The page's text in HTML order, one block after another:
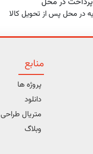
در محل پس از تحویل کالا
منابع
پروژه ها
دانلود
متریال طراحی
وبلاگ